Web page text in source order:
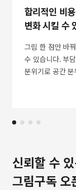
합리적인 비
변화 시킬 수
그림 한 점만 바
수 있습니다. 부
분위기로 공간
신뢰할 수
그림구독 오